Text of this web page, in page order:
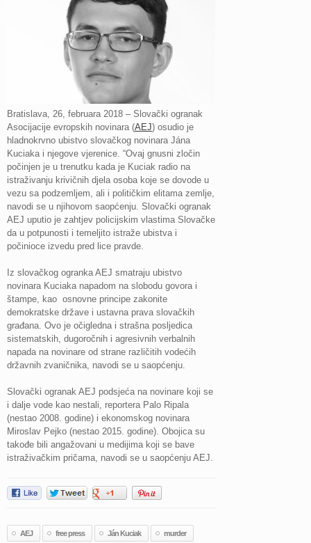
Bratislava, 26, februara 2018 – Slovački ogranak
Asocijacije evropskih novinara (AEJ) osudio je
hladnokrvno ubistvo slovačkog novinara Jána
Kuciaka i njegove vjerenice. “Ovaj gnusni zločin
počinjen je u trenutku kada je Kuciak radio na
istraživanju krivičnih djela osoba koje se dovode u
vezu sa podzemljem, ali i političkim elitama zemlje,
navodi se u njihovom saopćenju. Slovački ogranak
AEJ uputio je zahtjev policijskim vlastima Slovačke
da u potpunosti i temeljito istraže ubistva i
počinioce izvedu pred lice pravde.
Iz slovačkog ogranka AEJ smatraju ubistvo
novinara Kuciaka napadom na slobodu govora i
štampe, kao osnovne principe zakonite
demokratske države i ustavna prava slovačkih
građana. Ovo je očigledna i strašna posljedica
sistematskih, dugoročnih i agresivnih verbalnih
napada na novinare od strane različitih vodećih
državnih zvaničnika, navodi se u saopćenju.
Slovački ogranak AEJ podsjeća na novinare koji se
i dalje vode kao nestali, reportera Palo Ripala
(nestao 2008. godine) i ekonomskog novinara
Miroslav Pejko (nestao 2015. godine). Obojica su
takođe bili angažovani u medijima koji se bave
istraživačkim pričama, navodi se u saopćenju AEJ.
AEJ free press Ján Kuciak murder